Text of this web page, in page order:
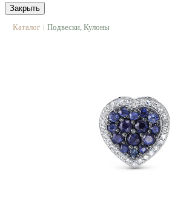
Закрыть
Каталог | Подвески, Кулоны